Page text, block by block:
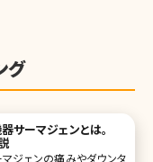
グ
サーマジェンとは。